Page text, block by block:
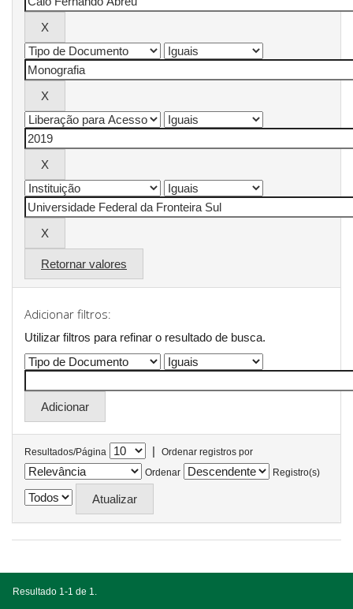
Retornar valores
Adicionar filtros:
Utilizar filtros para refinar o resultado de busca.
Resultados/Página |
Ordenar registros por
Ordenar
Registro(s)
Resultado 1-1 de 1.